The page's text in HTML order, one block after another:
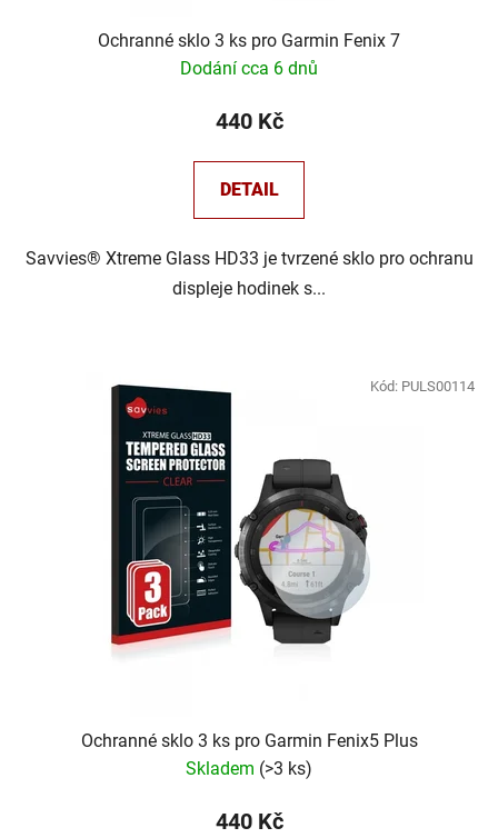
Ochranné sklo 3 ks pro Garmin Fenix 7
Dodání cca 6 dnů
440 Kč
DETAIL
Savvies® Xtreme Glass HD33 je tvrzené sklo pro ochranu
displeje hodinek s...
Ochranné sklo 3 ks pro Garmin Fenix5 Plus
Skladem (>3 ks)
440 Kč
Kód: PULS00114